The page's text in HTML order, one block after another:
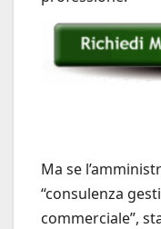
Ma se
“consulenza
commerciale”,